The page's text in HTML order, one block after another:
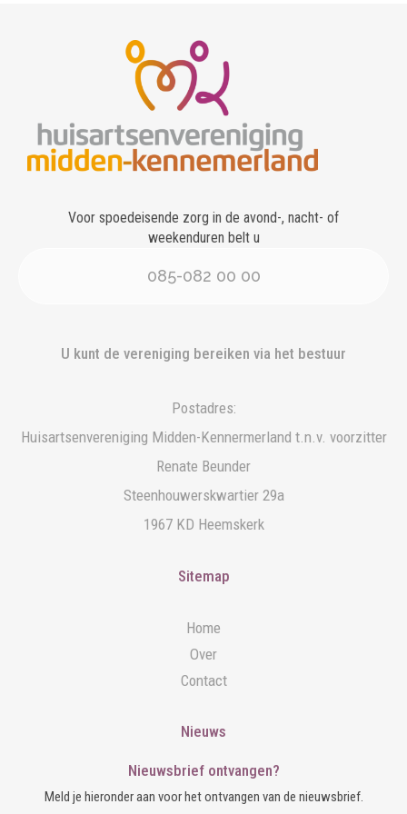
Voor spoedeisende zorg in de avond-, nacht- of
weekenduren belt u
085-082 00 00
U kunt de vereniging bereiken via het bestuur
Postadres:
Huisartsenvereniging Midden-Kennermerland t.n.v. voorzitter
Renate Beunder
Steenhouwerskwartier 29a
1967 KD Heemskerk
Sitemap
Home
Over
Contact
Nieuws
Nieuwsbrief ontvangen?
Meld je hieronder aan voor het ontvangen van de nieuwsbrief.